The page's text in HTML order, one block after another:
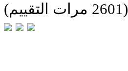
(2601 مرات التقييم)